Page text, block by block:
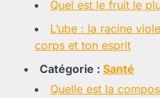
Quel est le fruit le
L’ube : la racine
corps et ton esprit
Catégorie : Santé
Quelle est la